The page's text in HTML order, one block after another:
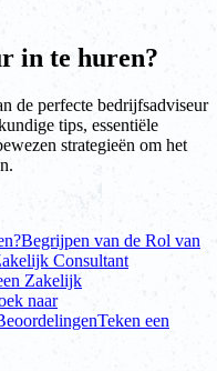
in te huren?
de perfecte bedrijfsadviseur
tips, essentiële
strategieën om het
Begrijpen van de Rol van
Consultant
Zakelijk
naar
Teken een